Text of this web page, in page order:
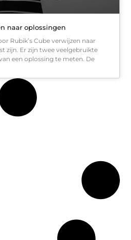
naar oplossingen
Rubik’s Cube verwijzen naar
zijn. Er zijn twee veelgebruikte
een oplossing te meten. De